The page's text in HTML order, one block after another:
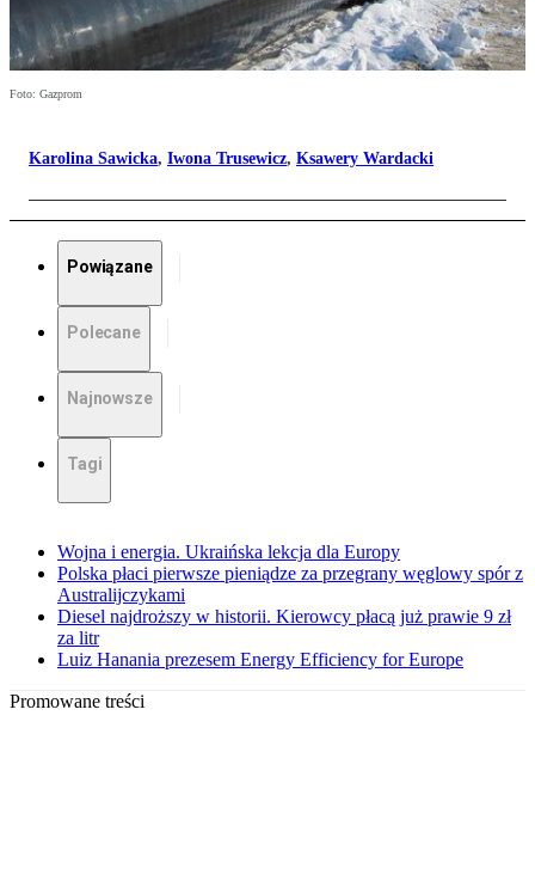
Foto: Gazprom
Karolina Sawicka, Iwona Trusewicz, Ksawery Wardacki
Powiązane
Polecane
Najnowsze
Tagi
Wojna i energia. Ukraińska lekcja dla Europy
Polska płaci pierwsze pieniądze za przegrany węglowy spór z
Australijczykami
Diesel najdroższy w historii. Kierowcy płacą już prawie 9 zł
za litr
Luiz Hanania prezesem Energy Efficiency for Europe
Promowane treści